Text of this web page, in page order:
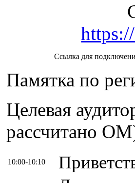
Ссылка для
Памятка по
Целевая
рассчитано
10:00-10:10